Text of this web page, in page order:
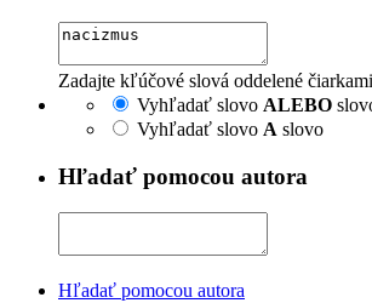
Zadajte kľúčové slová oddelené
Vyhľadať slovo ALEBO
Vyhľadať slovo A slovo
Hľadať pomocou autora
Hľadať pomocou autora